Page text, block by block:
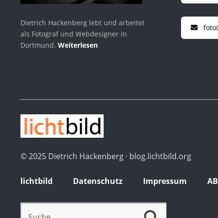
Dietrich Hackenberg lebt und arbeitet
als Fotograf und Webdesigner in
Dortmund. Weiterlesen
© 2025 Dietrich Hackenberg · blog.lichtbild.org
lichtbild Datenschutz Impressum